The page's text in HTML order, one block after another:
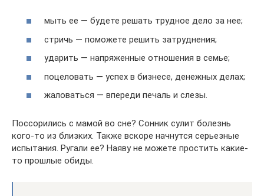
мыть ее — будете решать трудное дело за нее;
стричь — поможете решить затруднения;
ударить — напряженные отношения в семье;
поцеловать — успех в бизнесе, денежных делах;
жаловаться — впереди печаль и слезы.
Поссорились с мамой во сне? Сонник сулит болезнь
кого-то из близких. Также вскоре начнутся серьезные
испытания. Ругали ее? Наяву не можете простить какие-
то прошлые обиды.